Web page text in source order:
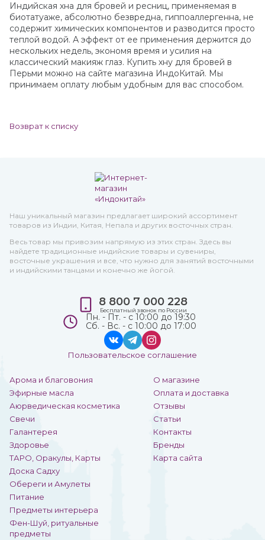
Индийская хна для бровей и ресниц, применяемая в
биотатуаже, абсолютно безвредна, гиппоаллергенна, не
содержит химических компонентов и разводится просто
теплой водой. А эффект от ее применения держится до
нескольких недель, экономя время и усилия на
классический макияж глаз. Купить хну для бровей в
Перьми можно на сайте магазина ИндоКитай. Мы
принимаем оплату любым удобным для вас способом.
Возврат к списку
Наш уникальный магазин предлагает широкий ассортимент
товаров из Индии, Китая, Непала и других восточных стран.
Весь товар мы привозим напрямую из этих стран. Здесь вы
найдете традиционные индийские товары и сувениры,
восточные украшения и все, что нужно для занятий восточными
и индийскими танцами и конечно же йогой.
Арома и благовония
Эфирные масла
Аюрведическая косметика
Свечи
Галантерея
Здоровье
ТАРО, Оракулы, Карты
Доска Садху
Обереги и Амулеты
Питание
Предметы интерьера
Фен-Шуй, ритуальные
предметы
О магазине
Оплата и доставка
Отзывы
Статьи
Контакты
Бренды
Карта сайта
8 800 7 000 228
Бесплатный звонок по России
Пн. - Пт. - с 10:00 до 19:30
Сб. - Вс. - с 10:00 до 17:00
Пользовательское соглашение